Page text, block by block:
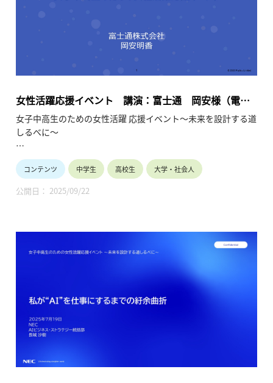
女性活躍応援イベント 講演：富士通 岡安様（電機
／情報システム）（2025年7月19日）
女子中高生のための女性活躍 応援イベント～未来を設計する道
しるべに～
女子中高生の皆様へ
10年後、私は何をしているんだろう？多様な未来の中で、企業
で活躍することは有力な選択肢です。現在企業で活躍中の少し
先輩の経験談を聞く事ができる大変貴重な機会です。
ダイバーシティ、男女共同参画、リケジョが時代のキーワード
産業界は女子の活躍の場を拡大して参ります。お子様や生徒と
コンテンツ 中学生 高校生 大学・社会人
公開日： 2025/09/22